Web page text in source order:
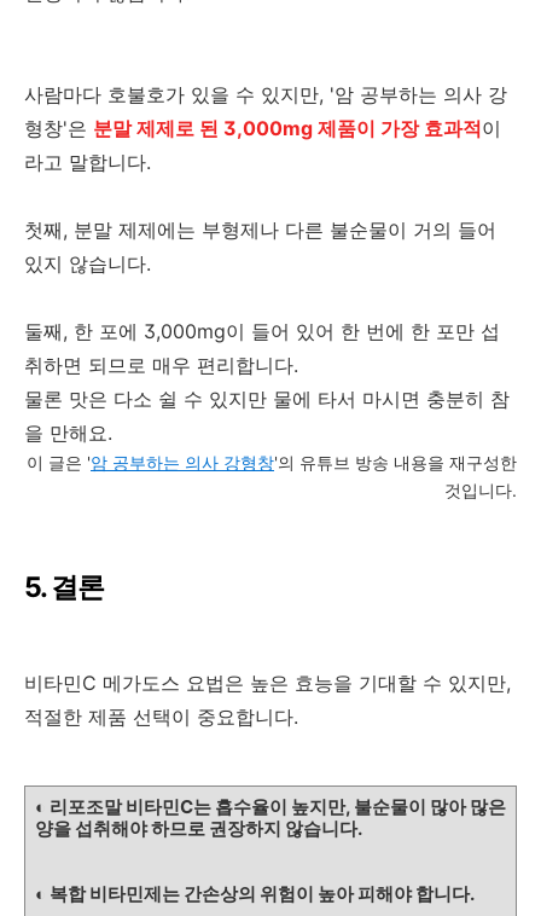
사람마다 호불호가 있을 수 있지만, '암 공부하는 의사 강
형창'은 분말 제제로 된 3,000mg 제품이 가장 효과적이
라고 말합니다.
첫째, 분말 제제에는 부형제나 다른 불순물이 거의 들어
있지 않습니다.
둘째, 한 포에 3,000mg이 들어 있어 한 번에 한 포만 섭
취하면 되므로 매우 편리합니다.
물론 맛은 다소 쉴 수 있지만 물에 타서 마시면 충분히 참
을 만해요.
이 글은 '암 공부하는 의사 강형창'의 유튜브 방송 내용을 재구성한
것입니다.
5. 결론
비타민C 메가도스 요법은 높은 효능을 기대할 수 있지만,
적절한 제품 선택이 중요합니다.
◐ 리포조말 비타민C는 흡수율이 높지만, 불순물이 많아 많은
양을 섭취해야 하므로 권장하지 않습니다.
◐ 복합 비타민제는 간손상의 위험이 높아 피해야 합니다.